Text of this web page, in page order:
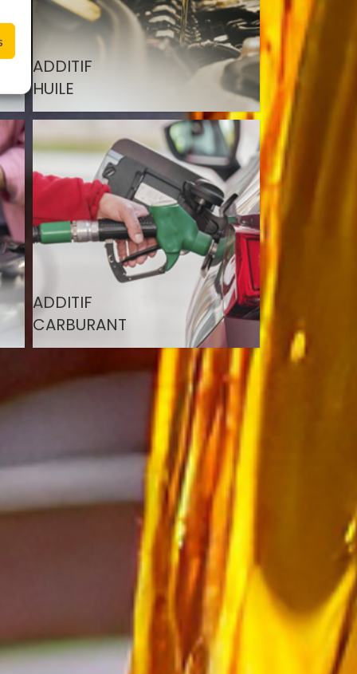
ADDITIF
HUILE
ADDITIF
CARBURANT